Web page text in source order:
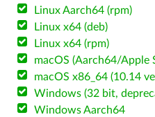
Linux Aarch64 (rpm)
Linux x64 (deb)
Linux x64 (rpm)
macOS (Aarch64/Apple
macOS x86_64 (10.14
Windows (32 bit,
Windows Aarch64